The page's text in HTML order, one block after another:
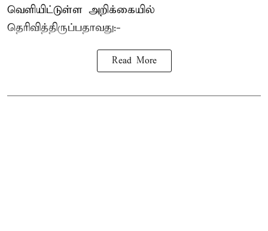
வெளியிட்டுள்ள அறிக்கையில்
தெரிவித்திருப்பதாவது:-
Read More